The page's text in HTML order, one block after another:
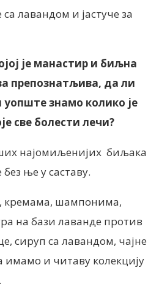
лавандом и јастуче за
је манастир и биљна
препознатљива, да ли
знамо колико је
све болести лечи?
најомиљенијих биљака
ње у саставу.
кремама, шампонима,
на бази лаванде против
сируп са лавандом, чајне
и читаву колекцију